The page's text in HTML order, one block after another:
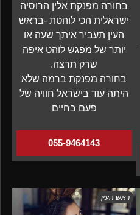
בחורה מפנקת אלין הרוסיה
ישראלית הכי לוהטת -בראש
העין תעביר איתך שעה או
יותר של מפגש לוהט איפה
שרק תרצה.
בחורה מפנקת ברמה שלא
היתה עוד בישראל חוויה של
פעם בחיים
055-9464143
ראש העין